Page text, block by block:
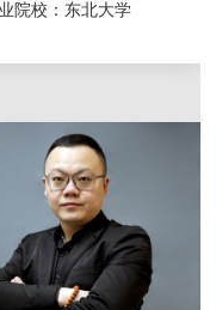
院校：东北大学